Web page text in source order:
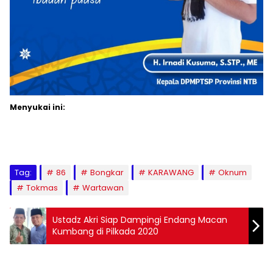
Menyukai ini:
Tag: 86 Bongkar KARAWANG
Oknum
Tokmas
Wartawan
Ustadz Akri Siap Dampingi Endang Macan
Kumbang di Pilkada 2020